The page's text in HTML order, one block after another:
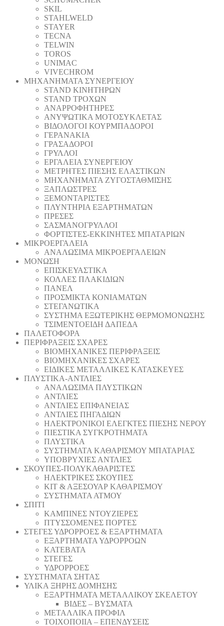
SKIL
STAHLWELD
STAYER
TECNA
TELWIN
TOROS
UNIMAC
VIVECHROM
ΜΗΧΑΝΗΜΑΤΑ ΣΥΝΕΡΓΕΙΟΥ
STAND ΚΙΝΗΤΗΡΩΝ
STAND ΤΡΟΧΩΝ
ΑΝΑΡΡΟΦΗΤΗΡΕΣ
ΑΝΥΨΩΤΙΚΑ ΜΟΤΟΣΥΚΛΕΤΑΣ
ΒΙΔΟΛΟΓΟΙ ΚΟΥΡΜΠΑΔΟΡΟΙ
ΓΕΡΑΝΑΚΙΑ
ΓΡΑΣΑΔΟΡΟΙ
ΓΡΥΛΛΟΙ
ΕΡΓΑΛΕΙΑ ΣΥΝΕΡΓΕΙΟΥ
ΜΕΤΡΗΤΕΣ ΠΙΕΣΗΣ ΕΛΑΣΤΙΚΩΝ
ΜΗΧΑΝΗΜΑΤΑ ΖΥΓΟΣΤΑΘΜΙΣΗΣ
ΞΑΠΛΩΣΤΡΕΣ
ΞΕΜΟΝΤΑΡΙΣΤΕΣ
ΠΛΥΝΤΗΡΙΑ ΕΞΑΡΤΗΜΑΤΩΝ
ΠΡΕΣΕΣ
ΣΑΣΜΑΝΟΓΡΥΛΛΟΙ
ΦΟΡΤΙΣΤΕΣ-ΕΚΚΙΝΗΤΕΣ ΜΠΑΤΑΡΙΩΝ
ΜΙΚΡΟΕΡΓΑΛΕΙΑ
ΑΝΑΛΩΣΙΜΑ ΜΙΚΡΟΕΡΓΑΛΕΙΩΝ
ΜΟΝΩΣΗ
ΕΠΙΣΚΕΥΑΣΤΙΚΑ
ΚΟΛΛΕΣ ΠΛΑΚΙΔΙΩΝ
ΠΑΝΕΛ
ΠΡΟΣΜΙΚΤΑ ΚΟΝΙΑΜΑΤΩΝ
ΣΤΕΓΑΝΩΤΙΚΑ
ΣΥΣΤΗΜΑ ΕΞΩΤΕΡΙΚΗΣ ΘΕΡΜΟΜΟΝΩΣΗΣ
ΤΣΙΜΕΝΤΟΕΙΔΗ ΔΑΠΕΔΑ
ΠΑΛΕΤΟΦΟΡΑ
ΠΕΡΙΦΡΑΞΕΙΣ ΣΧΑΡΕΣ
ΒΙΟΜΗΧΑΝΙΚΕΣ ΠΕΡΙΦΡΑΞΕΙΣ
ΒΙΟΜΗΧΑΝΙΚΕΣ ΣΧΑΡΕΣ
ΕΙΔΙΚΕΣ ΜΕΤΑΛΛΙΚΕΣ ΚΑΤΑΣΚΕΥΕΣ
ΠΛΥΣΤΙΚΑ-ΑΝΤΛΙΕΣ
ΑΝΑΛΩΣΙΜΑ ΠΛΥΣΤΙΚΩΝ
ΑΝΤΛΙΕΣ
ΑΝΤΛΙΕΣ ΕΠΙΦΑΝΕΙΑΣ
ΑΝΤΛΙΕΣ ΠΗΓΑΔΙΩΝ
ΗΛΕΚΤΡΟΝΙΚΟΙ ΕΛΕΓΚΤΕΣ ΠΙΕΣΗΣ ΝΕΡΟΥ
ΠΙΕΣΤΙΚΑ ΣΥΓΚΡΟΤΗΜΑΤΑ
ΠΛΥΣΤΙΚΑ
ΣΥΣΤΗΜΑΤΑ ΚΑΘΑΡΙΣΜΟΥ ΜΠΑΤΑΡΙΑΣ
ΥΠΟΒΡΥΧΙΕΣ ΑΝΤΛΙΕΣ
ΣΚΟΥΠΕΣ-ΠΟΛΥΚΑΘΑΡΙΣΤΕΣ
ΗΛΕΚΤΡΙΚΕΣ ΣΚΟΥΠΕΣ
ΚΙΤ & ΑΞΕΣΟΥΑΡ ΚΑΘΑΡΙΣΜΟΥ
ΣΥΣΤΗΜΑΤΑ ΑΤΜΟΥ
ΣΠΙΤΙ
ΚΑΜΠΙΝΕΣ ΝΤΟΥΖΙΕΡΕΣ
ΠΤΥΣΣΟΜΕΝΕΣ ΠΟΡΤΕΣ
ΣΤΕΓΕΣ ΥΔΡΟΡΡΟΕΣ & ΕΞΑΡΤΗΜΑΤΑ
ΕΞΑΡΤΗΜΑΤΑ ΥΔΡΟΡΡΟΩΝ
ΚΑΤΕΒΑΤΑ
ΣΤΕΓΕΣ
ΥΔΡΟΡΡΟΕΣ
ΣΥΣΤΗΜΑΤΑ ΣΗΤΑΣ
ΥΛΙΚΑ ΞΗΡΗΣ ΔΟΜΗΣΗΣ
ΕΞΑΡΤΗΜΑΤΑ ΜΕΤΑΛΛΙΚΟΥ ΣΚΕΛΕΤΟΥ
ΒΙΔΕΣ – ΒΥΣΜΑΤΑ
ΜΕΤΑΛΛΙΚΑ ΠΡΟΦΙΛ
ΤΟΙΧΟΠΟΙΙΑ – ΕΠΕΝΔΥΣΕΙΣ